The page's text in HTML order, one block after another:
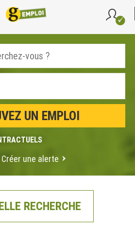
Créer une alerte
RECHERCHE